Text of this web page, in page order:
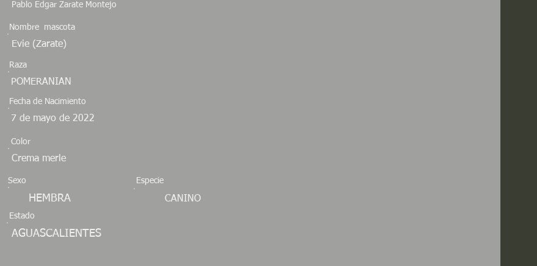
Pablo Edgar Zarate Montejo
Nombre mascota
Evie (Zarate)
Raza
POMERANIAN
Fecha de Nacimiento
7 de mayo de 2022
Color
Crema merle
Sexo
HEMBRA
Estado
Especie
CANINO
AGUASCALIENTES